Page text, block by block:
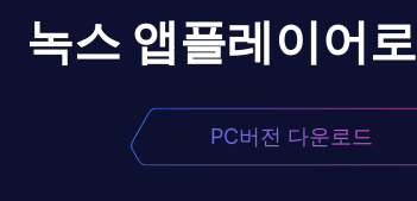
녹스 앱플레이어로
PC버전 다운로드